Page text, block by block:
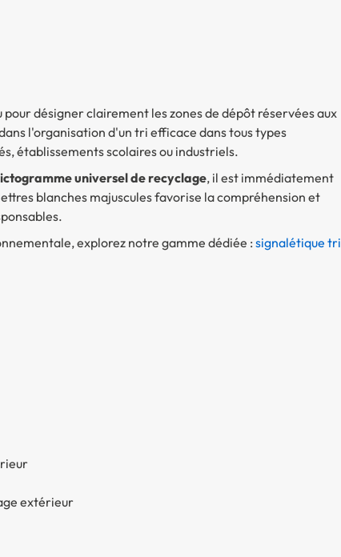
pour désigner clairement les zones de dépôt réservées aux
l'organisation d'un tri efficace dans tous types
établissements scolaires ou industriels.
universel de recyclage, il est immédiatement
blanches majuscules favorise la compréhension et
explorez notre gamme dédiée : signalétique tri
extérieur